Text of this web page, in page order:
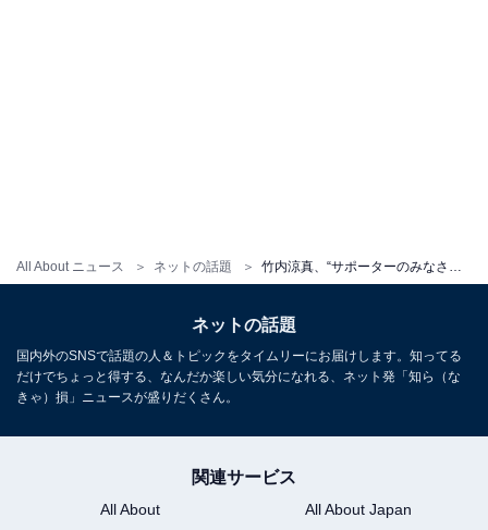
All About ニュース ネットの話題
ネットの話題
国内外のSNSで話題の人＆トピックをタイムリーにお届けします。知ってる
だけでちょっと得する、なんだか楽しい気分になれる、ネット発「知ら（な
きゃ）損」ニュースが盛りだくさん。
関連サービス
All About
All About Japan